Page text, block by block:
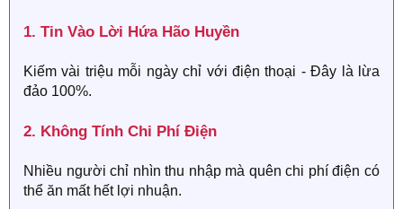
1. Tin Vào Lời Hứa Hão Huyền​
Kiếm vài triệu mỗi ngày chỉ với điện thoại - Đây là lừa
đảo 100%.
2. Không Tính Chi Phí Điện​
Nhiều người chỉ nhìn thu nhập mà quên chi phí điện có
thể ăn mất hết lợi nhuận.